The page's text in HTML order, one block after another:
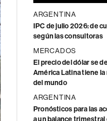
ARGENTINA
IPC de julio 2026: de
según las consultoras
MERCADOS
El precio del dólar se
América Latina tiene
del mundo
ARGENTINA
Pronósticos para las
a un balance